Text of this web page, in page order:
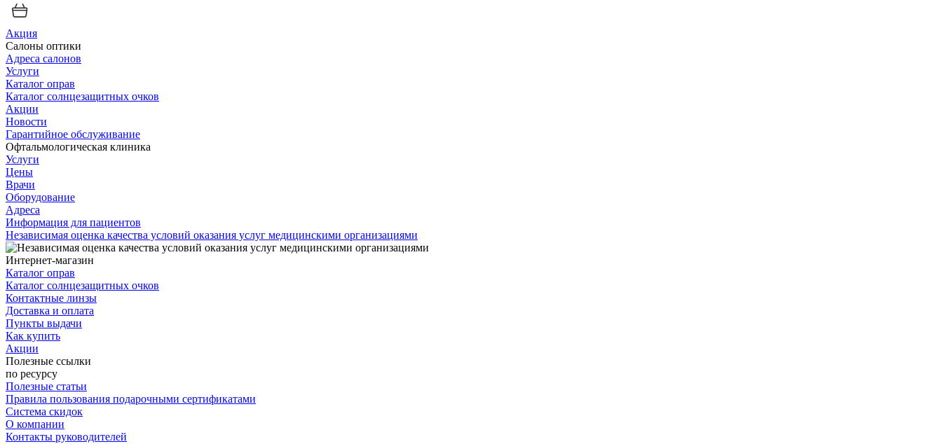
Акция
Салоны оптики
Адреса салонов
Услуги
Каталог оправ
Каталог солнцезащитных очков
Акции
Новости
Гарантийное обслуживание
Офтальмологическая клиника
Услуги
Цены
Врачи
Оборудование
Адреса
Информация для пациентов
Независимая оценка качества условий оказания услуг медицинскими организациями
Интернет-магазин
Каталог оправ
Каталог солнцезащитных очков
Контактные линзы
Доставка и оплата
Пункты выдачи
Как купить
Акции
Полезные ссылки
по ресурсу
Полезные статьи
Правила пользования подарочными сертификатами
Система скидок
О компании
Контакты руководителей